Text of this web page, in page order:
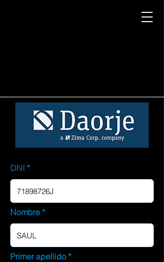
DNI
Nombre
Primer apellido